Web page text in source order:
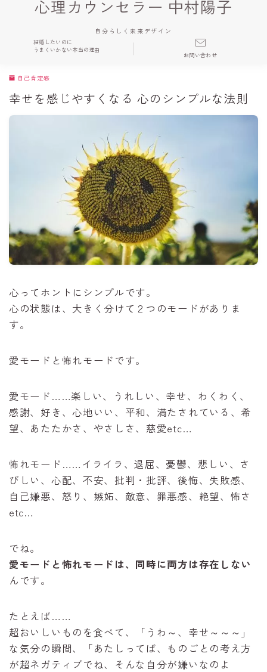
心理カウンセラー 中村陽子
自分らしく未来デザイン
結婚したいのに
うまくいかない本当の理由
お問い合わせ
自己肯定感
幸せを感じやすくなる 心のシンプルな法則
心ってホントにシンプルです。
心の状態は、大きく分けて２つのモードがありま
す。
愛モードと怖れモードです。
愛モード……楽しい、うれしい、幸せ、わくわく、
感謝、好き、心地いい、平和、満たされている、希
望、あたたかさ、やさしさ、慈愛etc…
怖れモード……イライラ、退屈、憂鬱、悲しい、さ
びしい、心配、不安、批判・批評、後悔、失敗感、
自己嫌悪、怒り、嫉妬、敵意、罪悪感、絶望、怖さ
etc…
でね。
愛モードと怖れモードは、同時に両方は存在しない
んです。
たとえば……
超おいしいものを食べて、「うわ～、幸せ～～～」
な気分の瞬間、「あたしってば、ものごとの考え方
が超ネガティブでね、そんな自分が嫌いなのよ